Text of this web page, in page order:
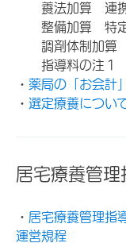
養法加算 連
整備加算 特
調剤体制加算
指導料の注１
・ 薬局の「お会計
・ 選定療養につい
居宅療養管理
・ 居宅療養管理指
運営規程